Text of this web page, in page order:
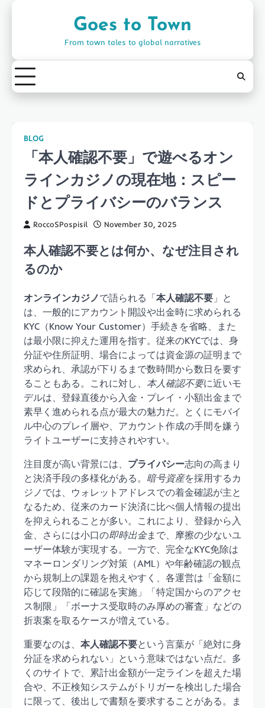
Goes to Town
From town tales to global narratives
BLOG
「本人確認不要」で遊べるオン
ラインカジノの現在地：スピー
ドとプライバシーのバランス
RoccoSPospisil November 30, 2025
本人確認不要とは何か、なぜ注目され
るのか
オンラインカジノで語られる「本人確認不要 」と
は、一般的にアカウント開設や出金時に求められる
KYC（Know Your Customer）手続きを省略、また
は最小限に抑えた運用を指す。従来のKYCでは、身
分証や住所証明、場合によっては資金源の証明まで
求められ、承認が下りるまで数時間から数日を要す
ることもある。これに対し、 本人確認不要に近いモ
デルは、登録直後から入金・プレイ・小額出金まで
素早く進められる点が最大の魅力だ。とくにモバイ
ル中心のプレイ層や、アカウント作成の手間を嫌う
ライトユーザーに支持されやすい。
注目度が高い背景には、 プライバシー志向の高まり
と決済手段の多様化がある。 暗号資産を採用するカ
ジノでは、ウォレットアドレスでの着金確認が主と
なるため、従来のカード決済に比べ個人情報の提出
を抑えられることが多い。これにより、登録から入
金、さらには小口の即時出金まで、摩擦の少ないユ
ーザー体験が実現する。一方で、完全なKYC免除は
マネーロンダリング対策（AML）や年齢確認の観点
から規制上の課題を抱えやすく、各運営は「金額に
応じて段階的に確認を実施」「特定国からのアクセ
ス制限」「ボーナス受取時のみ厚めの審査」などの
折衷案を取るケースが増えている。
重要なのは、 本人確認不要という言葉が「絶対に身
分証を求められない」という意味ではない点だ。多
くのサイトで、累計出金額が一定ラインを超えた場
合や、不正検知システムがトリガーを検出した場合
に限って、後出しで書類を要求することがある。ま